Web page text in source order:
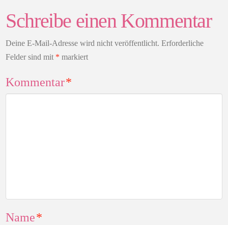
Schreibe einen Kommentar
Deine E-Mail-Adresse wird nicht veröffentlicht. Erforderliche
Felder sind mit * markiert
Kommentar*
Name*